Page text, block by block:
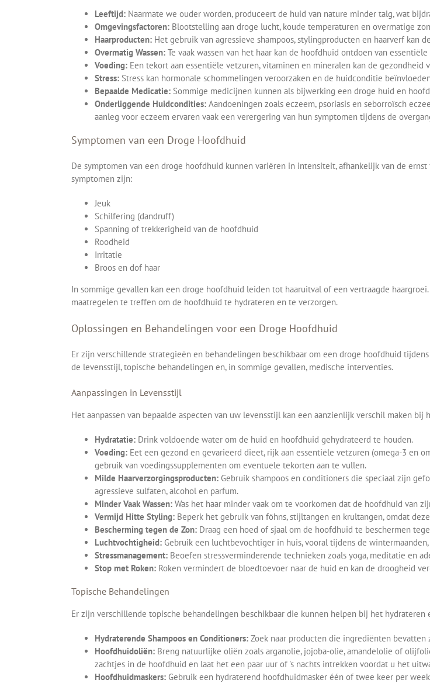
Leeftijd: Naarmate we ouder worden, produceert de huid van nature minder talg, wat
Omgevingsfactoren: Blootstelling aan droge lucht, koude temperaturen en overmatige
Haarproducten: Het gebruik van agressieve shampoos, stylingproducten en haarverf
Overmatig Wassen: Te vaak wassen van het haar kan de hoofdhuid ontdoen van
Voeding: Een tekort aan essentiële vetzuren, vitaminen en mineralen kan de gezondheid
Stress: Stress kan hormonale schommelingen veroorzaken en de huidconditie
Bepaalde Medicatie: Sommige medicijnen kunnen als bijwerking een droge huid en
Onderliggende Huidcondities: Aandoeningen zoals eczeem, psoriasis en seborroïsch
aanleg voor eczeem ervaren vaak een verergering van hun symptomen tijdens de
Symptomen van een Droge Hoofdhuid
De symptomen van een droge hoofdhuid kunnen variëren in intensiteit, afhankelijk van de
symptomen zijn:
Jeuk
Schilfering (dandruff)
Spanning of trekkerigheid van de hoofdhuid
Roodheid
Irritatie
Broos en dof haar
In sommige gevallen kan een droge hoofdhuid leiden tot haaruitval of een vertraagde
maatregelen te treffen om de hoofdhuid te hydrateren en te verzorgen.
Oplossingen en Behandelingen voor een Droge Hoofdhuid
Er zijn verschillende strategieën en behandelingen beschikbaar om een droge hoofdhuid
de levensstijl, topische behandelingen en, in sommige gevallen, medische interventies.
Aanpassingen in Levensstijl
Het aanpassen van bepaalde aspecten van uw levensstijl kan een aanzienlijk verschil maken
Hydratatie: Drink voldoende water om de huid en hoofdhuid gehydrateerd te houden.
Voeding: Eet een gezond en gevarieerd dieet, rijk aan essentiële vetzuren (omega-3 en
gebruik van voedingssupplementen om eventuele tekorten aan te vullen.
Milde Haarverzorgingsproducten: Gebruik shampoos en conditioners die speciaal zijn
agressieve sulfaten, alcohol en parfum.
Minder Vaak Wassen: Was het haar minder vaak om te voorkomen dat de hoofdhuid van
Vermijd Hitte Styling: Beperk het gebruik van föhns, stijltangen en krultangen, omdat
Bescherming tegen de Zon: Draag een hoed of sjaal om de hoofdhuid te beschermen
Luchtvochtigheid: Gebruik een luchtbevochtiger in huis, vooral tijdens de
Stressmanagement: Beoefen stressverminderende technieken zoals yoga, meditatie en
Stop met Roken: Roken vermindert de bloedtoevoer naar de huid en kan de droogheid
Topische Behandelingen
Er zijn verschillende topische behandelingen beschikbaar die kunnen helpen bij het
Hydraterende Shampoos en Conditioners: Zoek naar producten die ingrediënten bevatten
Hoofdhuidoliën: Breng natuurlijke oliën zoals arganolie, jojoba-olie, amandelolie of
zachtjes in de hoofdhuid en laat het een paar uur of 's nachts intrekken voordat u het
Hoofdhuidmaskers: Gebruik een hydraterend hoofdhuidmasker één of twee keer per